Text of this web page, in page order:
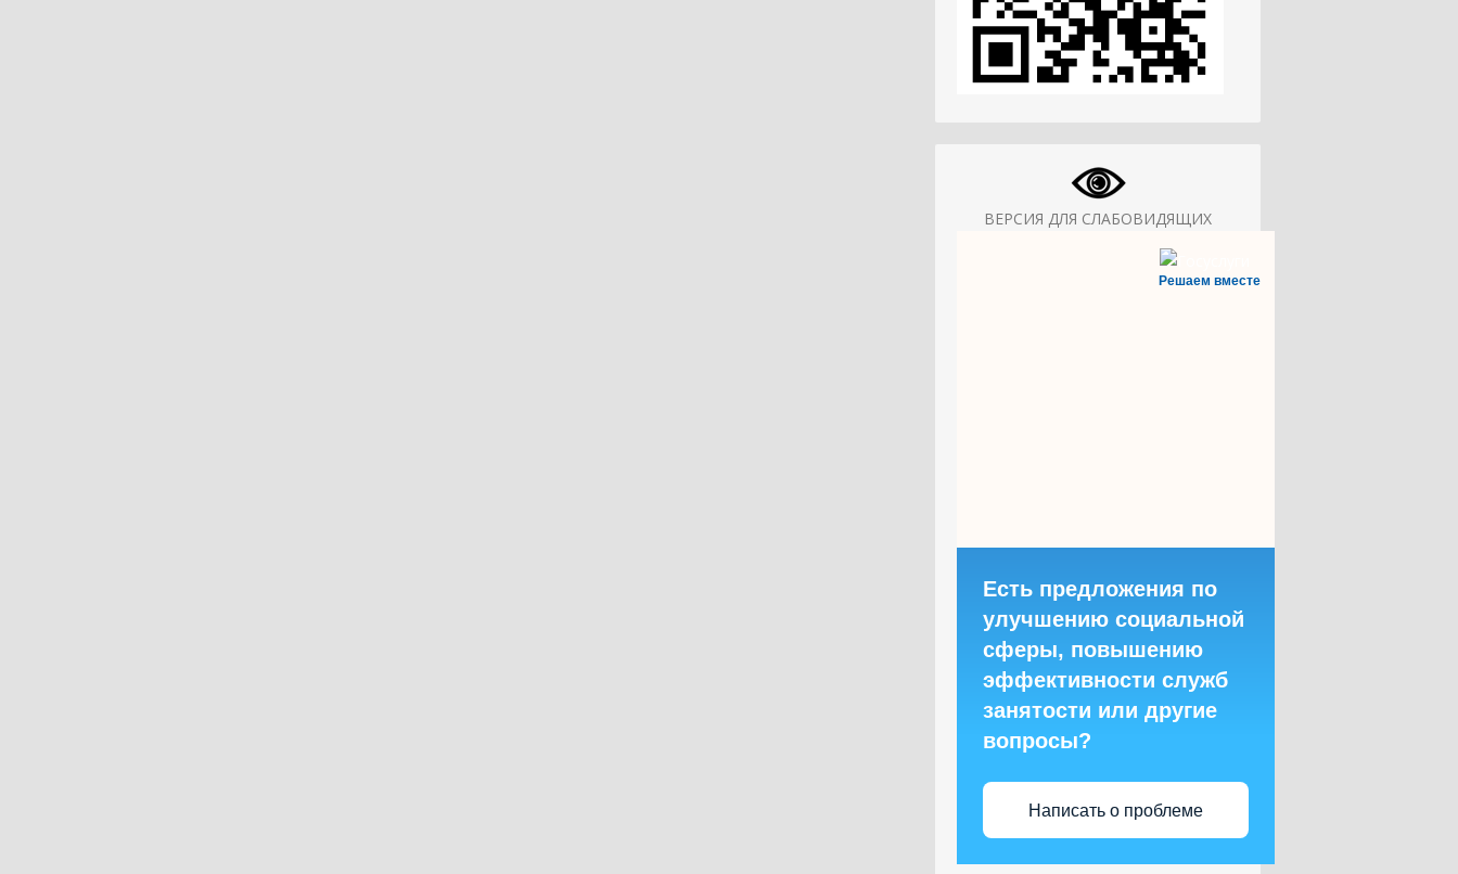
ВЕРСИЯ ДЛЯ СЛАБОВИДЯЩИХ
Решаем вместе
Есть предложения по
улучшению социальной
сферы, повышению
эффективности служб
занятости или другие
вопросы?
Написать о проблеме